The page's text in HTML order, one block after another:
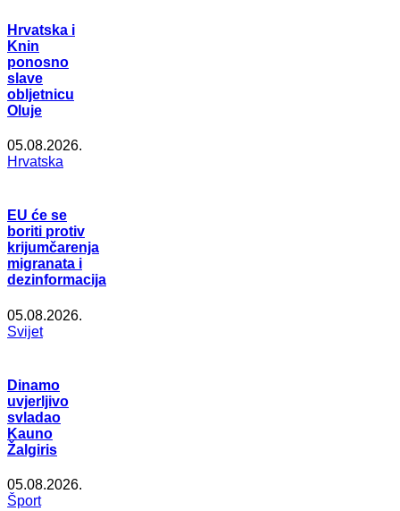
Hrvatska i
Knin
ponosno
slave
obljetnicu
Oluje
05.08.2026.
Hrvatska
EU će se
boriti protiv
krijumčarenja
migranata i
dezinformacija
05.08.2026.
Svijet
Dinamo
uvjerljivo
svladao
Kauno
Žalgiris
05.08.2026.
Šport